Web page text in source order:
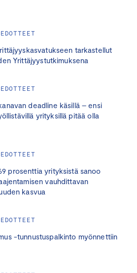
tarkastellut
Yrittäjyystutkimuksena
deadline käsillä – ensi
yrityksillä pitää olla
prosenttia yrityksistä sanoo
vauhdittavan
kasvua
-tunnustuspalkinto myönnettiin